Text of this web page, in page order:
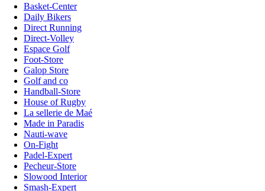
Basket-Center
Daily Bikers
Direct Running
Direct-Volley
Espace Golf
Foot-Store
Galop Store
Golf and co
Handball-Store
House of Rugby
La sellerie de Maé
Made in Paradis
Nauti-wave
On-Fight
Padel-Expert
Pecheur-Store
Slowood Interior
Smash-Expert